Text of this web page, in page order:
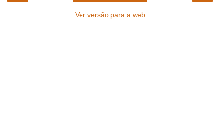
Ver versão para a web